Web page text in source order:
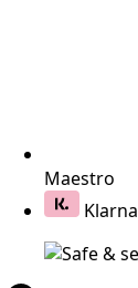
Maestro
Klarna